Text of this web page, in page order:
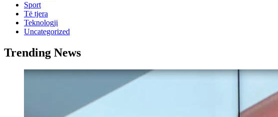
Sport
Të tjera
Teknologji
Uncategorized
Trending News